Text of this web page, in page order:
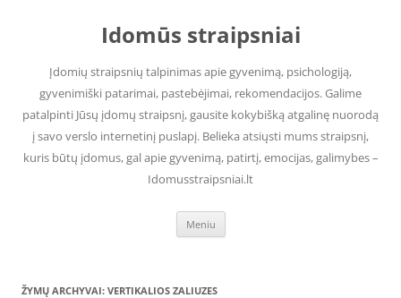
Idomūs straipsniai
Įdomių straipsnių talpinimas apie gyvenimą, psichologiją,
gyvenimiški patarimai, pastebėjimai, rekomendacijos. Galime
patalpinti Jūsų įdomų straipsnį, gausite kokybišką atgalinę nuorodą
į savo verslo internetinį puslapį. Belieka atsiųsti mums straipsnį,
kuris būtų įdomus, gal apie gyvenimą, patirtį, emocijas, galimybes –
Idomusstraipsniai.lt
Meniu
ŽYMŲ ARCHYVAI: VERTIKALIOS ZALIUZES